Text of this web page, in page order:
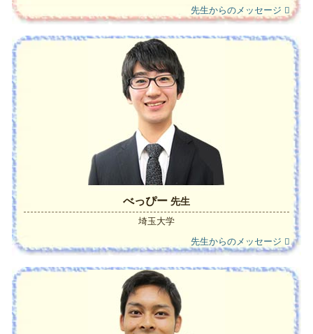
先生からのメッセージ
べっぴー 先生
埼玉大学
先生からのメッセージ